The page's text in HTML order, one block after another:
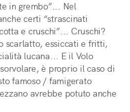
in grembo”... Nel
certi “strascinati
e cruschi”... Cruschi?
scarlatto, essiccati e fritti,
lucana... E il Volo
è proprio il caso di
famoso / famigerato
avrebbe potuto anche